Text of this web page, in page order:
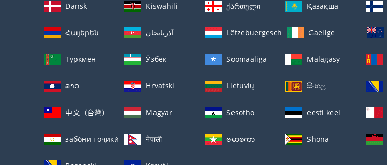
Dansk Kiswahili ქართული Қазақша
Հայերեն آذربايجان Lëtzebuergesch Gaeilge
Туркмен Ўзбек Soomaaliga Malagasy
ລາວ Hrvatski Lietuvių සිංහල
中文（台灣） Magyar Sesotho eesti keel
забо́ни тоҷикӣ́ नेपाली ဗမာစကာ Shona